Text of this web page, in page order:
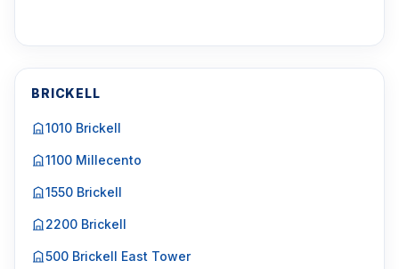
BRICKELL
1010 Brickell
1100 Millecento
1550 Brickell
2200 Brickell
500 Brickell East Tower